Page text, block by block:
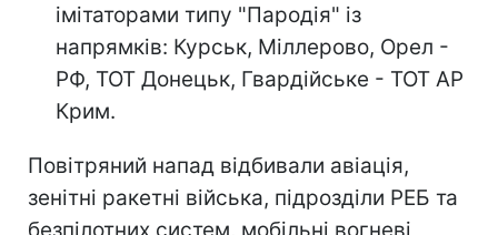
імітаторами типу "Пародія" із
напрямків: Курськ, Міллерово, Орел -
РФ, ТОТ Донецьк, Гвардійське - ТОТ АР
Крим.
Повітряний напад відбивали авіація,
зенітні ракетні війська, підрозділи РЕБ та
безпілотних систем, мобільні вогневі